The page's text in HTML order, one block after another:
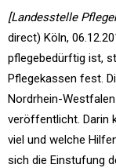
[Landesstelle
direct) Köln,
pflegebedürftig ist,
Pflegekassen fest.
Nordrhein-
veröffentlicht. Darin
viel und welche
sich die Einstufung